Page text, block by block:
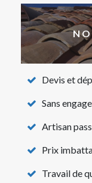
Devis et
Sans
Artisan
Prix
Travail de